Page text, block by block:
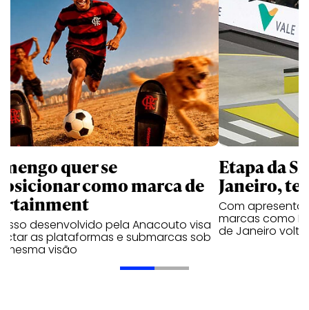
quer se
como marca de
desenvolvido pela Anacouto visa
as plataformas e submarcas sob
mesma visão
Etapa da
Janeiro,
Com
marcas como
de Janeiro